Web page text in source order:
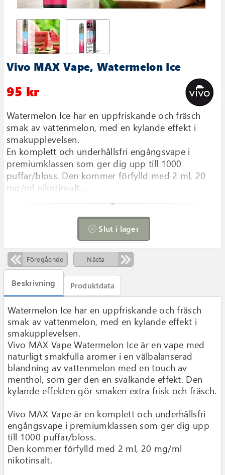
Vivo MAX Vape, Watermelon Ice
95 kr
Watermelon Ice har en uppfriskande och fräsch
smak av vattenmelon, med en kylande effekt i
smakupplevelsen.
En komplett och underhållsfri engångsvape i
premiumklassen som ger dig upp till 1000
puffar/bloss. Den kommer förfylld med 2 ml, 20
mg/ml nikotinsalt...
 Slut i lager
Föregående Nästa
Beskrivning Produktdata
Watermelon Ice har en uppfriskande och fräsch
smak av vattenmelon, med en kylande effekt i
smakupplevelsen.
Vivo MAX Vape Watermelon Ice är en vape med
naturligt smakfulla aromer i en välbalanserad
blandning av vattenmelon med en touch av
menthol, som ger den en svalkande effekt. Den
kylande effekten gör smaken extra frisk och fräsch.
Vivo MAX Vape är en komplett och underhållsfri
engångsvape i premiumklassen som ger dig upp
till 1000 puffar/bloss.
Den kommer förfylld med 2 ml, 20 mg/ml
nikotinsalt.